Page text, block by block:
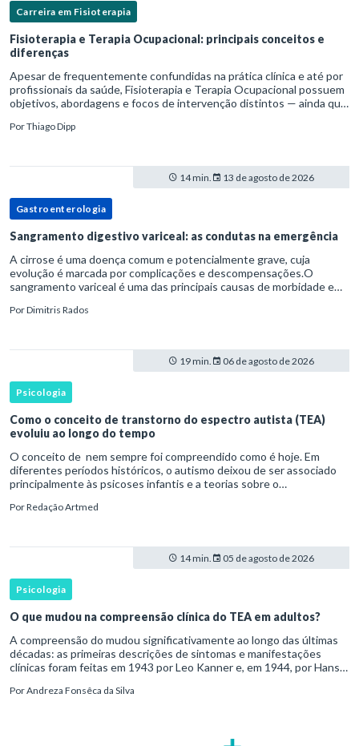
Carreira em Fisioterapia
Fisioterapia e Terapia Ocupacional: principais conceitos e
diferenças
Apesar de frequentemente confundidas na prática clínica e até por
profissionais da saúde, Fisioterapia e Terapia Ocupacional possuem
objetivos, abordagens e focos de intervenção distintos — ainda que
PorThiago Dipp
14 min. 13 de agosto de 2026
Gastroenterologia
Sangramento digestivo variceal: as condutas na emergência
A cirrose é uma doença comum e potencialmente grave, cuja
evolução é marcada por complicações e descompensações.O
sangramento variceal é uma das principais causas de morbidade e
hipertensão port
PorDimitris Rados
19 min. 06 de agosto de 2026
Psicologia
Como o conceito de transtorno do espectro autista (TEA)
evoluiu ao longo do tempo
O conceito de nem sempre foi compreendido como é hoje. Em
diferentes períodos históricos, o autismo deixou de ser associado
principalmente às psicoses infantis e a teorias sobre o
transtorno do des
PorRedação Artmed
14 min. 05 de agosto de 2026
Psicologia
O que mudou na compreensão clínica do TEA em adultos?
A compreensão do mudou significativamente ao longo das últimas
décadas: as primeiras descrições de sintomas e manifestações
clínicas foram feitas em 1943 por Leo Kanner e, em 1944, por Hans
PorAndreza Fonsêca da Silva